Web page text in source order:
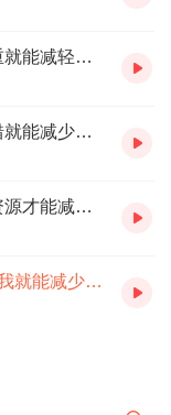
别让不好意思害了你 97 为什么懂得尊重就能减轻因不好意思而产生冲突
别让不好意思害了你 98 为什么勇于认错就能减少因不好意思而不愿承认错误
别让不好意思害了你 99 怎么充分利用资源才能减轻因不好意思而害怕求助
别让不好意思害了你 100 为什么放下自我就能减少因不好意思而自恋自大 (全书完)